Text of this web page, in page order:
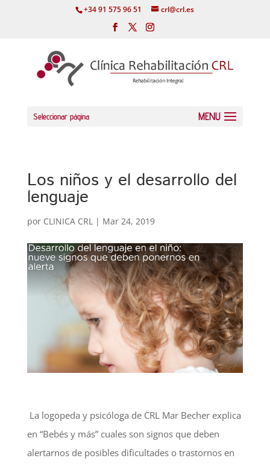
+34 91 575 96 51 crl@crl.es
Seleccionar página
Los niños y el desarrollo del
lenguaje
por CLINICA CRL| Mar 24, 2019
La logopeda y psicóloga de CRL Mar Becher explica
en “Bebés y más” cuales son signos que deben
alertarnos de posibles dificultades o trastornos en